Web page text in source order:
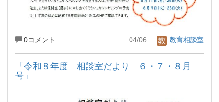
0コメント 04/06 教育相談室
「令和８年度 相談室だより ６・７・８月
号」